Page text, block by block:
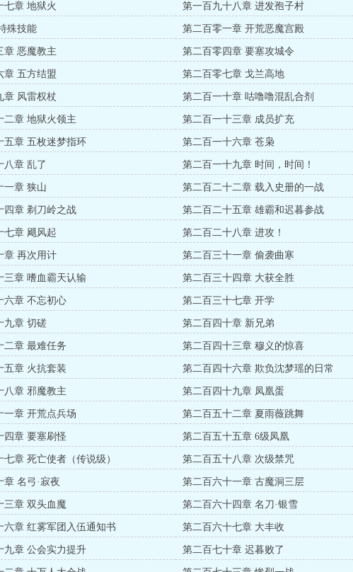
七章 地狱火 第一百九十八章 进发孢子村
殊技能 第二百零一章 开荒恶魔宫殿
章 恶魔教主 第二百零四章 要塞攻城令
章 五方结盟 第二百零七章 戈兰高地
章 风雷权杖 第二百一十章 咕噜噜混乱合剂
二章 地狱火领主 第二百一十三章 成员扩充
五章 五枚迷梦指环 第二百一十六章 苍枭
八章 乱了 第二百一十九章 时间，时间！
一章 狭山 第二百二十二章 载入史册的一战
四章 剃刀岭之战 第二百二十五章 雄霸和迟暮参战
七章 飓风起 第二百二十八章 进攻！
章 再次用计 第二百三十一章 偷袭曲寒
三章 嗜血霸天认输 第二百三十四章 大获全胜
六章 不忘初心 第二百三十七章 开学
九章 切磋 第二百四十章 新兄弟
二章 最难任务 第二百四十三章 穆义的惊喜
五章 火抗套装 第二百四十六章 欺负沈梦瑶的日常
八章 邪魔教主 第二百四十九章 凤凰蛋
一章 开荒点兵场 第二百五十二章 夏雨薇跳舞
四章 要塞刷怪 第二百五十五章 6级凤凰
七章 死亡使者（传说级） 第二百五十八章 次级禁咒
章 名弓·寂夜 第二百六十一章 古魔洞三层
三章 双头血魔 第二百六十四章 名刀·银雪
六章 红雾军团入伍通知书 第二百六十七章 大丰收
九章 公会实力提升 第二百七十章 迟暮败了